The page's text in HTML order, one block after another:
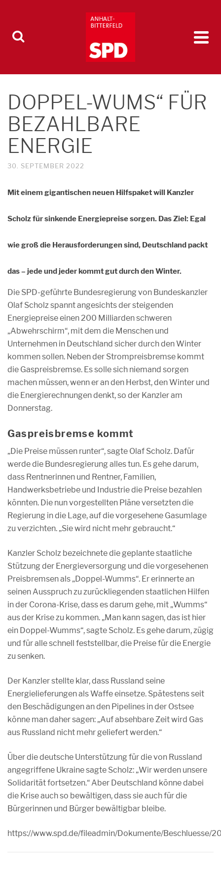
DOPPEL-WUMS“ FÜR
BEZAHLBARE
ENERGIE
30. SEPTEMBER 2022
Mit einem gigantischen neuen Hilfspaket will Kanzler
Scholz für sinkende Energiepreise sorgen. Das Ziel: Egal
wie groß die Herausforderungen sind, Deutschland packt
das – jede und jeder kommt gut durch den Winter.
Die SPD-geführte Bundesregierung von Bundeskanzler
Olaf Scholz spannt angesichts der steigenden
Energiepreise einen 200 Milliarden schweren
„Abwehrschirm“, mit dem die Menschen und
Unternehmen in Deutschland sicher durch den Winter
kommen sollen. Neben der Strompreisbremse kommt
die Gaspreisbremse. Es solle sich niemand sorgen
machen müssen, wenn er an den Herbst, den Winter und
die Energierechnungen denkt, so der Kanzler am
Donnerstag.
Gaspreisbremse kommt
„Die Preise müssen runter“, sagte Olaf Scholz. Dafür
werde die Bundesregierung alles tun. Es gehe darum,
dass Rentnerinnen und Rentner, Familien,
Handwerksbetriebe und Industrie die Preise bezahlen
könnten. Die nun vorgestellten Pläne versetzten die
Regierung in die Lage, auf die vorgesehene Gasumlage
zu verzichten. „Sie wird nicht mehr gebraucht.“
Kanzler Scholz bezeichnete die geplante staatliche
Stützung der Energieversorgung und die vorgesehenen
Preisbremsen als „Doppel-Wumms“. Er erinnerte an
seinen Ausspruch zu zurückliegenden staatlichen Hilfen
in der Corona-Krise, dass es darum gehe, mit „Wumms“
aus der Krise zu kommen. „Man kann sagen, das ist hier
ein Doppel-Wumms“, sagte Scholz. Es gehe darum, zügig
und für alle schnell feststellbar, die Preise für die Energie
zu senken.
Der Kanzler stellte klar, dass Russland seine
Energielieferungen als Waffe einsetze. Spätestens seit
den Beschädigungen an den Pipelines in der Ostsee
könne man daher sagen: „Auf absehbare Zeit wird Gas
aus Russland nicht mehr geliefert werden.“
Über die deutsche Unterstützung für die von Russland
angegriffene Ukraine sagte Scholz: „Wir werden unsere
Solidarität fortsetzen.“ Aber Deutschland könne dabei
die Krise auch so bewältigen, dass sie auch für die
Bürgerinnen und Bürger bewältigbar bleibe.
https://www.spd.de/fileadmin/Dokumente/Beschluesse/